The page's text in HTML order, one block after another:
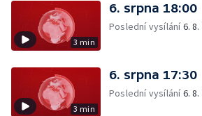
3 min
6. srpna 18:00
Poslední vysílání6.
3 min
6. srpna 17:30
Poslední vysílání6.